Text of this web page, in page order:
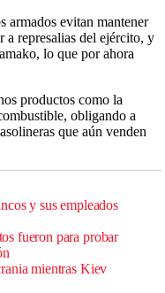
armados evitan mantener
a represalias del ejército, y
lo que por ahora
productos como la
obligando a
que aún venden
y sus empleados
fueron para probar
mientras Kiev